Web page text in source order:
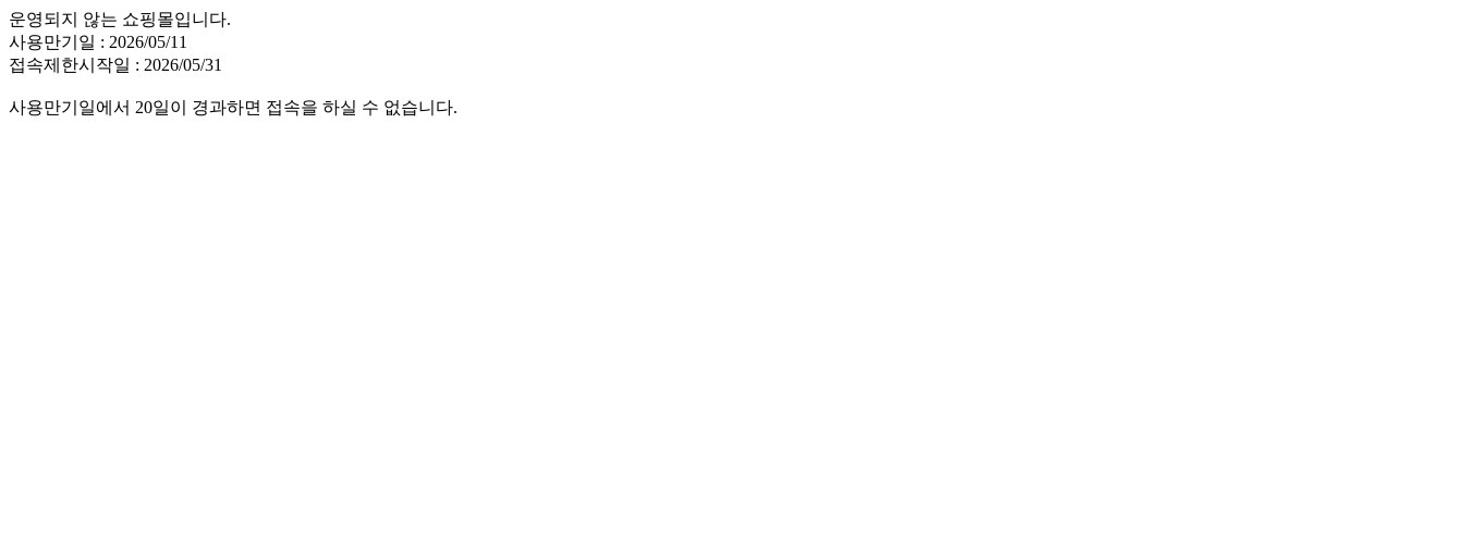
운영되지 않는 쇼핑몰입니다.
사용만기일 : 2026/05/11
접속제한시작일 : 2026/05/31
사용만기일에서 20일이 경과하면 접속을 하실 수 없습니다.